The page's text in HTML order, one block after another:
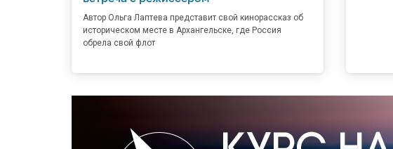
Автор Ольга Лаптева представит свой кинорассказ об
историческом месте в Архангельске, где Россия
обрела свой флот